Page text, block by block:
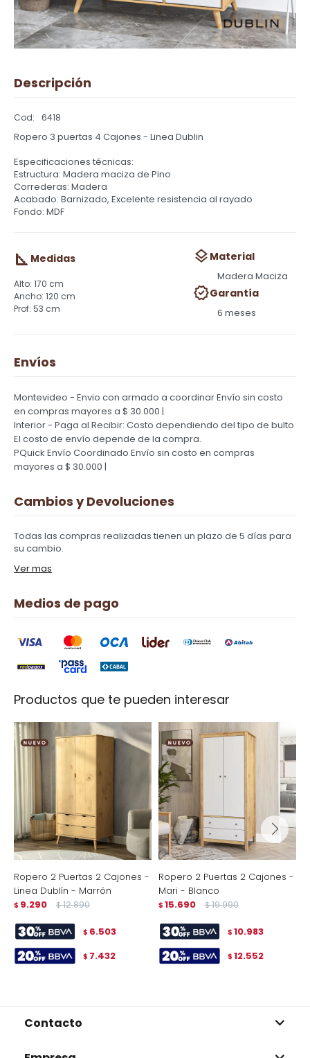
Descripción
6418
Ropero 3 puertas 4 Cajones - Linea Dublin
Especificaciones técnicas:
Estructura: Madera maciza de Pino
Correderas: Madera
Acabado: Barnizado, Excelente resistencia al rayado
Fondo: MDF
Medidas
170 cm
120 cm
53 cm
Material
Madera Maciza
Garantía
6 meses
Envíos
Montevideo - Envio con armado a coordinarEnvío sin costo
en compras mayores a $ 30.000 |
Interior - Paga al Recibir: Costo dependiendo del tipo de bulto
El costo de envío depende de la compra.
PQuick Envío Coordinado Envío sin costo en compras
mayores a $ 30.000 |
Cambios y Devoluciones
Todas las compras realizadas tienen un plazo de 5 días para
su cambio.
Ver mas
Medios de pago
Productos que te pueden interesar
Ropero 2 Puertas 2 Cajones -
Linea Dublín - Marrón
$ 9.290 $ 12.890
$ 6.503
$ 7.432
Ropero 2 Puertas 2 Cajones -
Mari - Blanco
$ 15.690 $ 19.990
$ 10.983
$ 12.552
Contacto